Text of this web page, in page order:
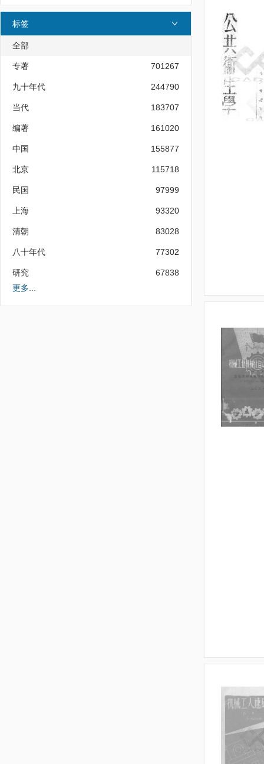
标签
全部
专著 701267
九十年代 244790
当代 183707
编著 161020
中国 155877
北京 115718
民国 97999
上海 93320
清朝 83028
八十年代 77302
研究
67838
更多...